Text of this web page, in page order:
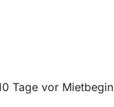
und genießen
Tage vor